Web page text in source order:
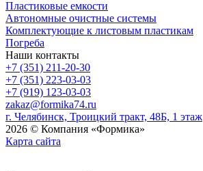
Пластиковые емкости
Автономные очистные системы
Комплектующие к листовым пластикам
Погреба
Наши контакты
+7 (351) 211-20-30
+7 (351) 223-03-03
+7 (919) 123-03-03
zakaz@formika74.ru
г. Челябинск, Троицкий тракт, 48Б, 1 этаж
2026 © Компания «Формика»
Карта сайта